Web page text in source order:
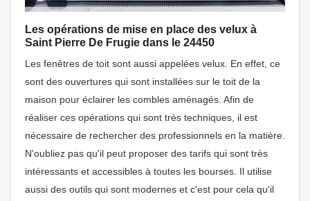
Les opérations de mise en place des velux à
Saint Pierre De Frugie dans le 24450
Les fenêtres de toit sont aussi appelées velux. En effet, ce
sont des ouvertures qui sont installées sur le toit de la
maison pour éclairer les combles aménagés. Afin de
réaliser ces opérations qui sont très techniques, il est
nécessaire de rechercher des professionnels en la matière.
N'oubliez pas qu'il peut proposer des tarifs qui sont très
intéressants et accessibles à toutes les bourses. Il utilise
aussi des outils qui sont modernes et c'est pour cela qu'il